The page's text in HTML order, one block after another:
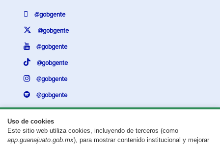
Uso de cookies
Este sitio web utiliza cookies, incluyendo de terceros (como
app.guanajuato.gob.mx), para mostrar contenido institucional y mejorar
@gobgente
@gobgente
@gobgente
@gobgente
@gobgente
@gobgente
¿Existe algún problema con esta página?Repórtalo aquí.